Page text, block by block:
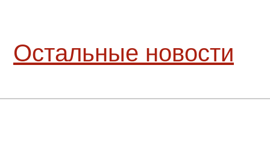
Остальные новости